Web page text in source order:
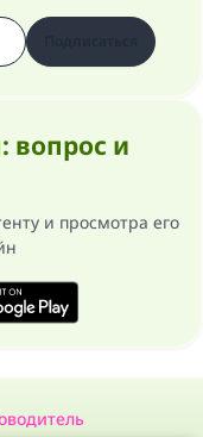
вопрос и
и просмотра его